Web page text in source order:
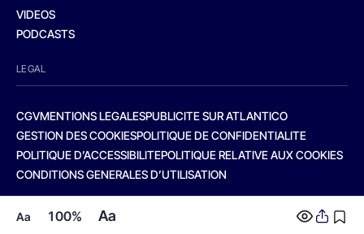
Aa 100% Aa
VIDEOS
PODCASTS
LEGAL
CGVMENTIONS LEGALESPUBLICITE SUR ATLANTICO
GESTION DES COOKIESPOLITIQUE DE CONFIDENTIALITE
POLITIQUE D’ACCESSIBILITEPOLITIQUE RELATIVE AUX COOKIES
CONDITIONS GENERALES D’UTILISATION